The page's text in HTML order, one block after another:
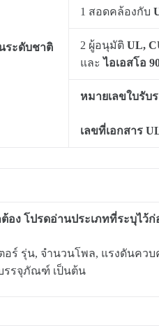
ระดับชาติ
1 สอดคล้องกับ
2 ผู้อนุมัติ UL,
และไอเอสโอ
หมายเลขใบรับ
เลขที่เอกสาร
อง โปรดอ่านประเภทที่ระบุไว้
อร์ รุ่น, จำนวนโพล, แรงดันคว
รรจุภัณฑ์ เป็นต้น